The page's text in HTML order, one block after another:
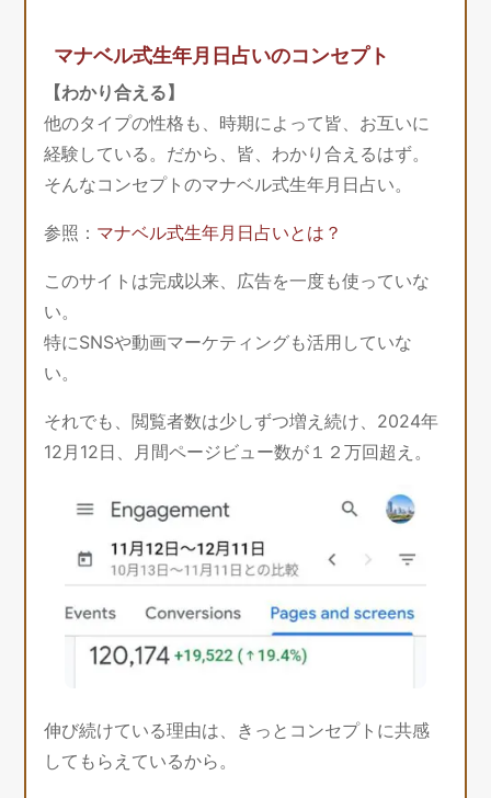
マナベル式生年月日占いのコンセプト
【わかり合える】
他のタイプの性格も、時期によって皆、お互いに
経験している。だから、皆、わかり合えるはず。
そんなコンセプトのマナベル式生年月日占い。
参照： マナベル式生年月日占いとは？
このサイトは完成以来、広告を一度も使っていな
い。
特にSNSや動画マーケティングも活用していな
い。
それでも、閲覧者数は少しずつ増え続け、2024年
12月12日、月間ページビュー数が１２万回超え。
伸び続けている理由は、きっとコンセプトに共感
してもらえているから。